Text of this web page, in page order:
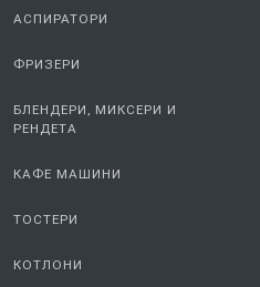
АСПИРАТОРИ
ФРИЗЕРИ
БЛЕНДЕРИ, МИКСЕРИ И
РЕНДЕТА
КАФЕ МАШИНИ
ТОСТЕРИ
КОТЛОНИ